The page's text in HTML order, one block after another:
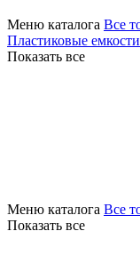
Меню каталога Все
Пластиковые
Показать все
Меню каталога Все
Показать все